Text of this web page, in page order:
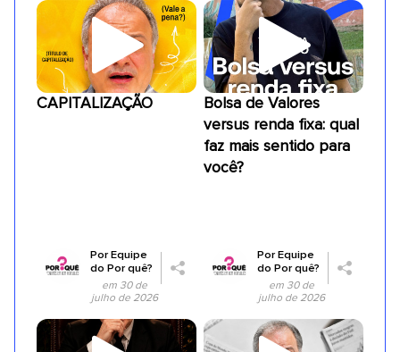
CAPITALIZAÇÃO
PorEquipe
do Por quê?
em 30 de
julho de 2026
Bolsa de Valores
versus renda fixa: qual
faz mais sentido para
você?
PorEquipe
do Por quê?
em 30 de
julho de 2026